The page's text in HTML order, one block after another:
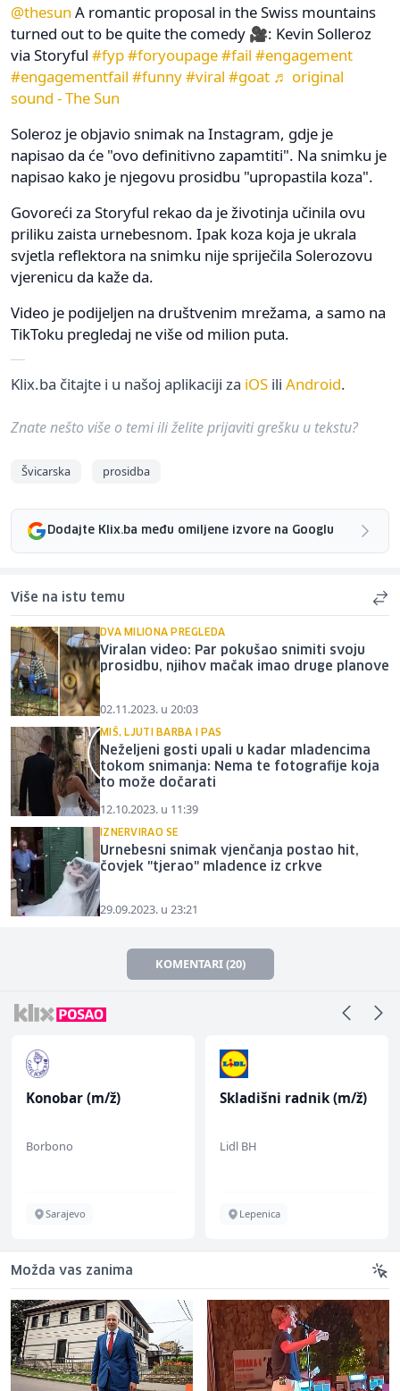
@thesun A romantic proposal in the Swiss mountains
turned out to be quite the comedy 🎥: Kevin Solleroz
via Storyful #fyp#foryoupage#fail #engagement
#engagementfail #funny#viral #goat ♬ original
sound - The Sun
Soleroz je objavio snimak na Instagram, gdje je
napisao da će "ovo definitivno zapamtiti". Na snimku je
napisao kako je njegovu prosidbu "upropastila koza".
Govoreći za Storyful rekao da je životinja učinila ovu
priliku zaista urnebesnom. Ipak koza koja je ukrala
svjetla reflektora na snimku nije spriječila Solerozovu
vjerenicu da kaže da.
Video je podijeljen na društvenim mrežama, a samo na
TikToku pregledaj ne više od milion puta.
Klix.ba čitajte i u našoj aplikaciji za iOS ili Android.
Znate nešto više o temi ili želite prijaviti grešku u tekstu?
Švicarska prosidba
Dodajte Klix.ba među omiljene izvore na Googlu
Više na istu temu
DVA MILIONA PREGLEDA
Viralan video: Par pokušao snimiti svoju
prosidbu, njihov mačak imao druge planove
02.11.2023. u 20:03
MIŠ, LJUTI BARBA I PAS
Neželjeni gosti upali u kadar mladencima
tokom snimanja: Nema te fotografije koja
to može dočarati
12.10.2023. u 11:39
IZNERVIRAO SE
Urnebesni snimak vjenčanja postao hit,
čovjek "tjerao" mladence iz crkve
29.09.2023. u 23:21
KOMENTARI (20)
Konobar (m/ž)
Borbono
Sarajevo
Skladišni radnik (m/ž)
Lidl BH
Lepenica
Možda vas zanima